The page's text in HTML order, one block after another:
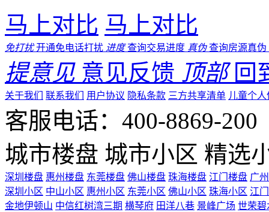
马上对比 马上对比
免打扰 开通免电话打扰 进度 查询交易进度 真伪 查询房源真伪
提意见 意见反馈 顶部 回
关于我们 联系我们 用户协议 隐私条款 三方共享清单 儿童个
客服电话：400-8869-200
城市楼盘 城市小区 精选
深圳楼盘 惠州楼盘 东莞楼盘 佛山楼盘 珠海楼盘 江门楼盘 广
深圳小区 中山小区 惠州小区 东莞小区 佛山小区 珠海小区 江
金地伊顿山 中信红树湾三期 横琴府 田洋八巷 景峰广场 世荣碧